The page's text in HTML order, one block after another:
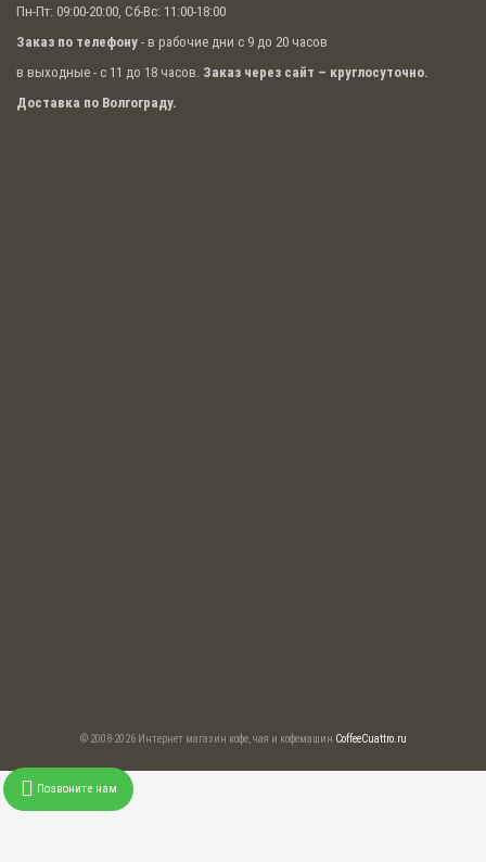
Пн-Пт: 09:00-20:00, Сб-Вс: 11:00-18:00
Заказ по телефону - в рабочие дни с 9 до 20 часов
в выходные - с 11 до 18 часов. Заказ через сайт – круглосуточно.
Доставка по Волгограду.
© 2008-2026 Интернет магазин кофе, чая и кофемашин CoffeeCuattro.ru
Позвоните нам